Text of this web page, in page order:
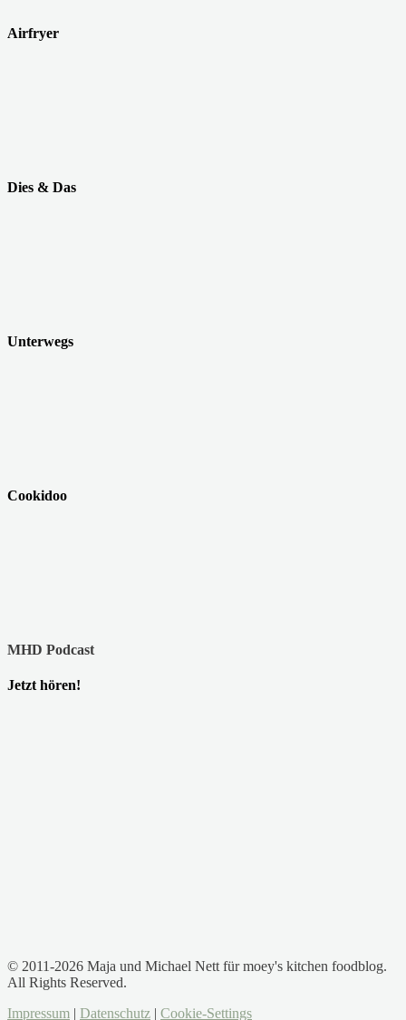
Airfryer
Dies & Das
Unterwegs
Cookidoo
MHD Podcast
Jetzt hören!
© 2011-2026 Maja und Michael Nett für moey's kitchen foodblog.
All Rights Reserved.
Impressum | Datenschutz | Cookie-Settings